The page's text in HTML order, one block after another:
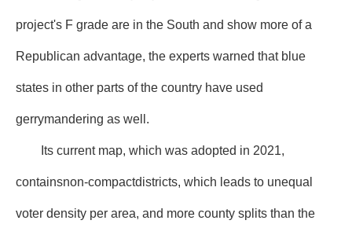
project's F grade are in the South and show more of a
Republican advantage, the experts warned that blue
states in other parts of the country have used
gerrymandering as well.
Its current map, which was adopted in 2021,
containsnon-compactdistricts, which leads to unequal
voter density per area, and more county splits than the